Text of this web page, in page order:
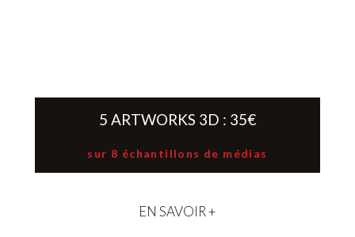
5 ARTWORKS 3D : 35€
sur 8 échantillons de médias
EN SAVOIR +